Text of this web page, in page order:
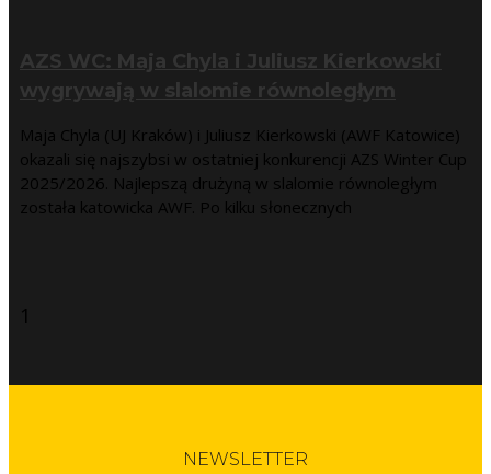
AZS WC: Maja Chyla i Juliusz Kierkowski
wygrywają w slalomie równoległym
Maja Chyla (UJ Kraków) i Juliusz Kierkowski (AWF Katowice)
okazali się najszybsi w ostatniej konkurencji AZS Winter Cup
2025/2026. Najlepszą drużyną w slalomie równoległym
została katowicka AWF. Po kilku słonecznych
NEWSLETTER